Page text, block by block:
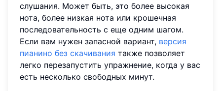
слушания. Может быть, это более высокая
нота, более низкая нота или крошечная
последовательность с еще одним шагом.
Если вам нужен запасной вариант, версия
пианино без скачивания также позволяет
легко перезапустить упражнение, когда у вас
есть несколько свободных минут.